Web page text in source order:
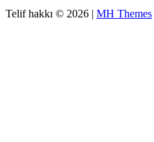
Telif hakkı © 2026 | MH Themes